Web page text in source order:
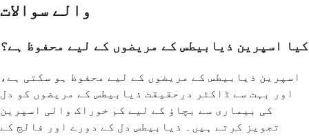
والے سوالات
کیا اسپرین ذیابیطس کے مریضوں کے لیے محفوظ ہے؟
اسپرین ذیابیطس کے مریضوں کے لیے محفوظ ہو سکتی ہے،
اور بہت سے ڈاکٹر درحقیقت ذیابیطس کے مریضوں کو دل
کی بیماری سے بچاؤ کے لیے کم خوراک والی اسپرین
تجویز کرتے ہیں۔ ذیابیطس دل کے دورے اور فالج کے